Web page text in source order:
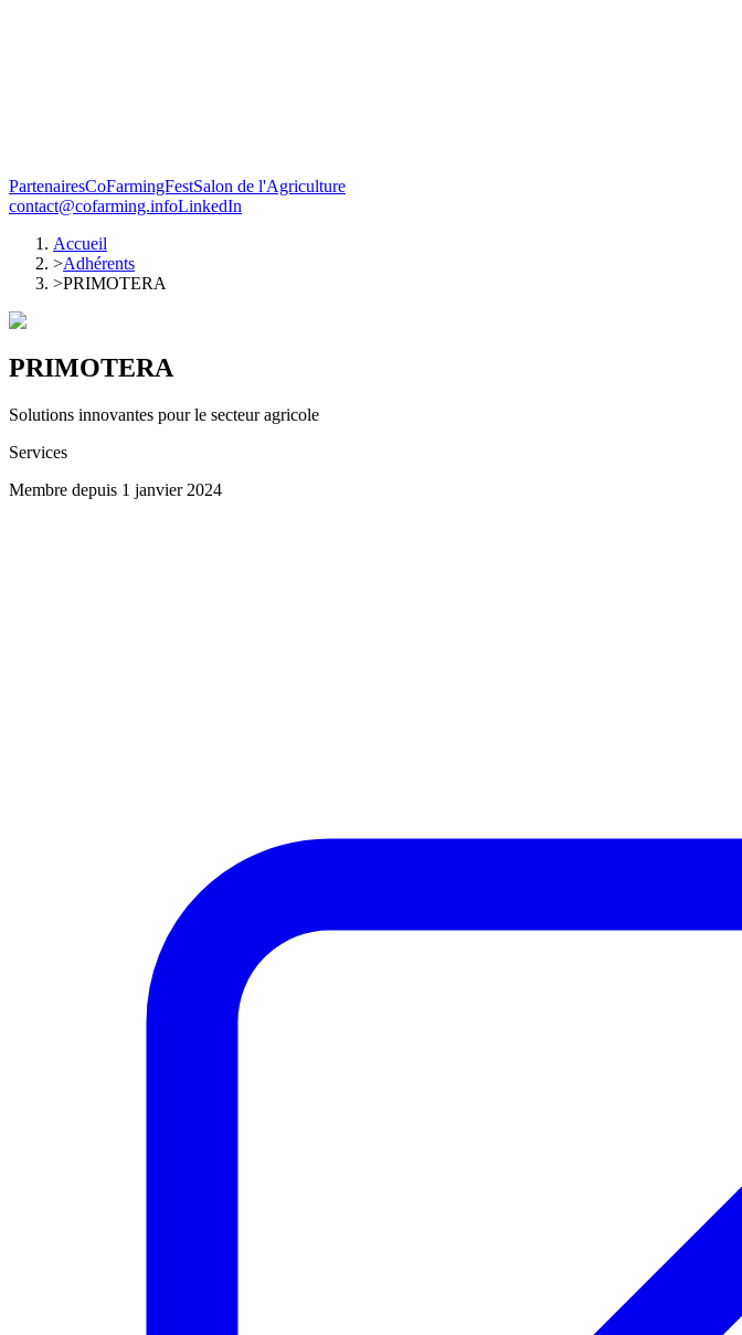
PartenairesCoFarmingFestSalon de l'Agriculture
contact@cofarming.infoLinkedIn
Accueil
>Adhérents
>PRIMOTERA
PRIMOTERA
Solutions innovantes pour le secteur agricole
Services
Membre depuis 1 janvier 2024